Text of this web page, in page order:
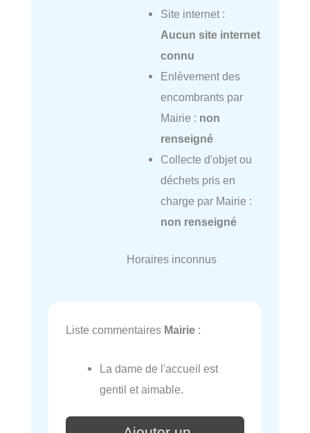
Site internet :
Aucun site internet
connu
Enlèvement des
encombrants par
Mairie : non
renseigné
Collecte d'objet ou
déchets pris en
charge par Mairie :
non renseigné
Horaires inconnus
Liste commentaires Mairie :
La dame de l'accueil est
gentil et aimable.